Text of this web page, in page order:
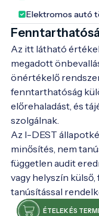
Áldozz időt a
kapuján!
Elektromos autó
Az itt látható
megadott
önértékelő
fenntarthatóság
előrehaladást, és
szolgálnak.
Az I-DEST
minősítés, nem
független audit
vagy helyszín
tanúsítással
ÉTELEK ÉS